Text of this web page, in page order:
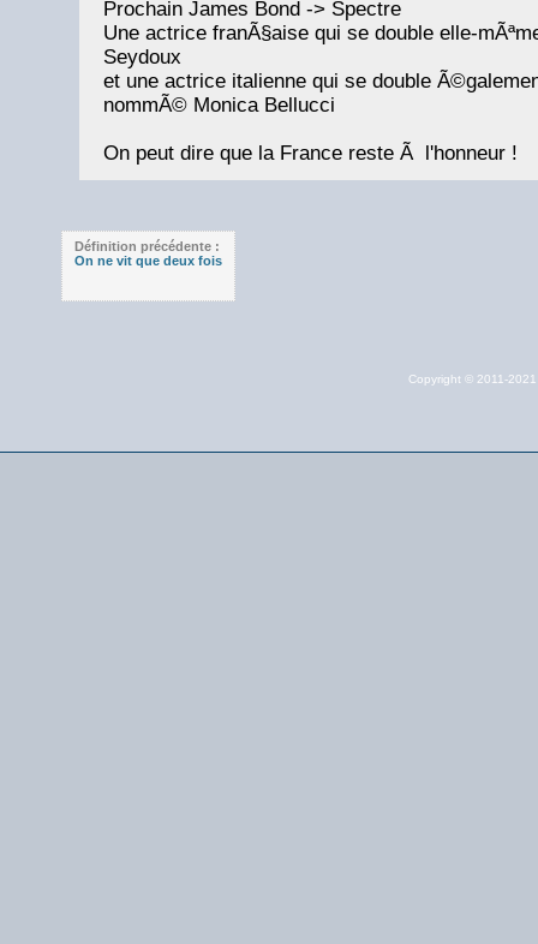
Prochain James Bond -> Spectre
Une actrice franÃ§aise qui se double elle-
Seydoux
et une actrice italienne qui se double
nommÃ© Monica Bellucci
On peut dire que la France reste Ã l'honneur !
Définition précédente :
On ne vit que deux fois
Copyright © 2011-